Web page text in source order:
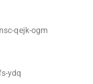
qejk-ogm
ydq